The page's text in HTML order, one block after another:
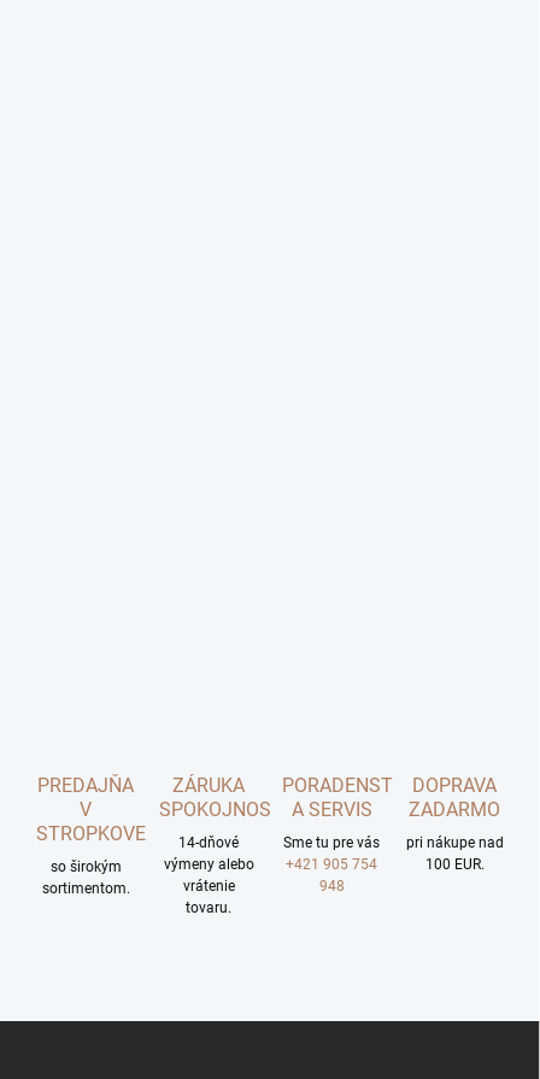
PREDAJŇA
V
STROPKOVE
so širokým
sortimentom.
ZÁRUKA
SPOKOJNOSTI
14-dňové
výmeny alebo
vrátenie
tovaru.
PORADENSTVO
A SERVIS
Sme tu pre vás
+421 905 754
948
DOPRAVA
ZADARMO
pri nákupe nad
100 EUR.